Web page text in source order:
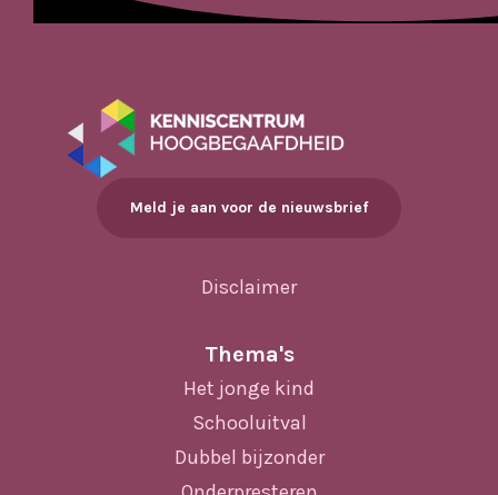
Meld je aan voor de nieuwsbrief
Disclaimer
Thema's
Het jonge kind
Schooluitval
Dubbel bijzonder